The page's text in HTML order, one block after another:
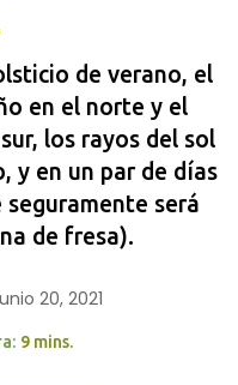
de verano, el
en el norte y el
los rayos del sol
y en un par de días
seguramente será
de fresa).
20, 2021
9 mins.